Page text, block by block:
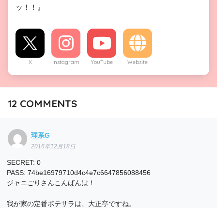
ッ！！』
X Instagram YouTube Website
12 COMMENTS
理系G
2016年12月18日
SECRET: 0
PASS: 74be16979710d4c4e7c6647856088456
ジャニごりさんこんばんは！
我が家の定番ポテサラは、大正亭ですね。